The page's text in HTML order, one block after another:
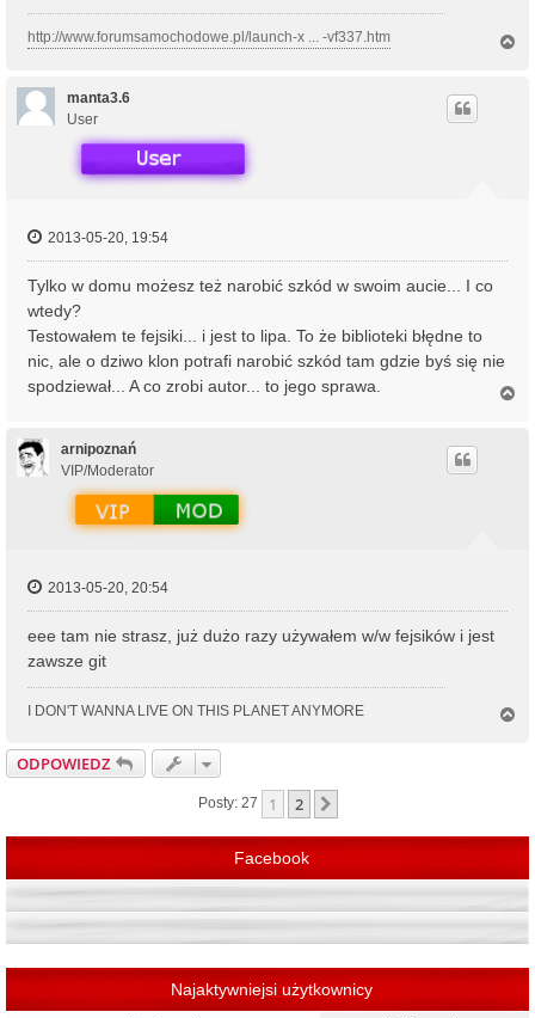
http://www.forumsamochodowe.pl/launch-x ... -vf337.htm
manta3.6
User
2013-05-20, 19:54
Tylko w domu możesz też narobić szkód w swoim aucie... I co
wtedy?
Testowałem te fejsiki... i jest to lipa. To że biblioteki błędne to
nic, ale o dziwo klon potrafi narobić szkód tam gdzie byś się nie
spodziewał... A co zrobi autor... to jego sprawa.
arnipoznań
VIP/Moderator
2013-05-20, 20:54
eee tam nie strasz, już dużo razy używałem w/w fejsików i jest
zawsze git
I DON'T WANNA LIVE ON THIS PLANET ANYMORE
ODPOWIEDZ
Posty: 27 1 2
Facebook
Najaktywniejsi użytkownicy